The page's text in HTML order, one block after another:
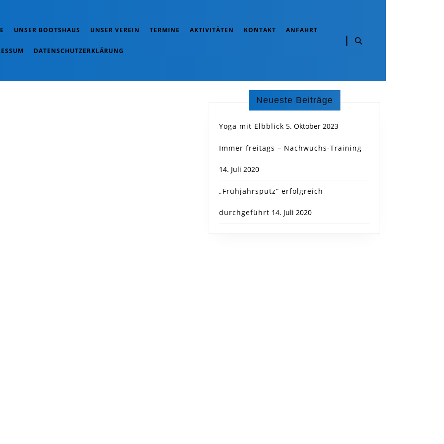
UNSER BOOTSHAUS UNSER VEREIN TERMINE AKTIVITÄTEN KONTAKT ANFAHRT
DATENSCHUTZERKLÄRUNG
Neueste Beiträge
Yoga mit Elbblick 5. Oktober 2023
Immer freitags – Nachwuchs-Training
14. Juli 2020
„Frühjahrsputz“ erfolgreich
durchgeführt 14. Juli 2020